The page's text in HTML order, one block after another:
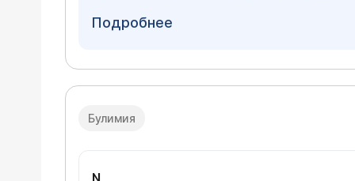
повышается иммено при недостатке
заболевания, в частности ИБС, сердечная
недостаточность. Не зная подробностей
Вашей маме обязательно показаться
Подробнее
Булимия